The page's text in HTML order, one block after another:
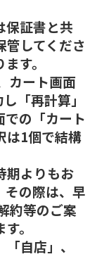
保証書と共
管してくださ
す。
カート画面
「再計算」
での「カート
は1個で結構
期よりもお
その際は、早
約等のご案
。
自店」、